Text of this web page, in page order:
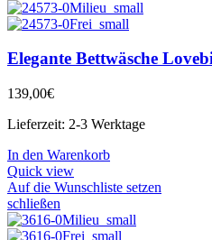
Elegante Bettwäsche
139,00€
Lieferzeit: 2-3 Werktage
In den Warenkorb
Quick view
Auf die Wunschliste setzen
schließen